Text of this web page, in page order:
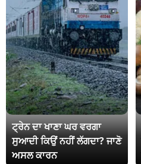
ਟ੍ਰੇਨ ਦਾ ਖਾਣਾ ਘਰ ਵਰਗਾ
ਸੁਆਦੀ ਕਿਉਂ ਨਹੀਂ ਲੱਗਦਾ? ਜਾਣੋ
ਅਸਲ ਕਾਰਨ